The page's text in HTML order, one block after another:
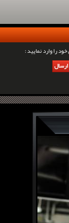
را وارد نمایید :
ارسال